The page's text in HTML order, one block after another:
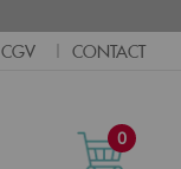
CGV CONTACT
0